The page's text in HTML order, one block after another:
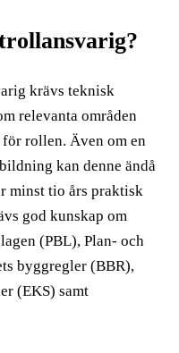
krävs teknisk
relevanta områden
rollen. Även om en
kan denne ändå
minst tio års praktisk
god kunskap om
(PBL), Plan- och
byggregler (BBR),
(EKS) samt